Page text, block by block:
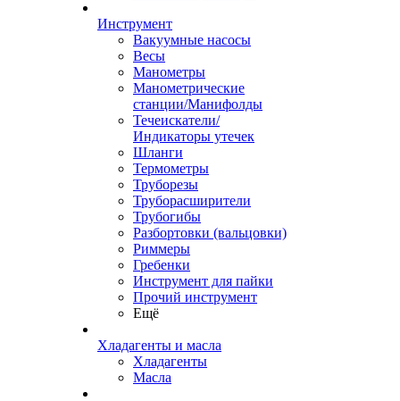
Инструмент
Вакуумные насосы
Весы
Манометры
Манометрические
станции/Манифолды
Течеискатели/
Индикаторы утечек
Шланги
Термометры
Труборезы
Труборасширители
Трубогибы
Разбортовки (вальцовки)
Риммеры
Гребенки
Инструмент для пайки
Прочий инструмент
Ещё
Хладагенты и масла
Хладагенты
Масла